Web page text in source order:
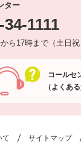
ター
34-1111
ら17時まで（土日祝
コールセ
（よくある
て サイトマップ